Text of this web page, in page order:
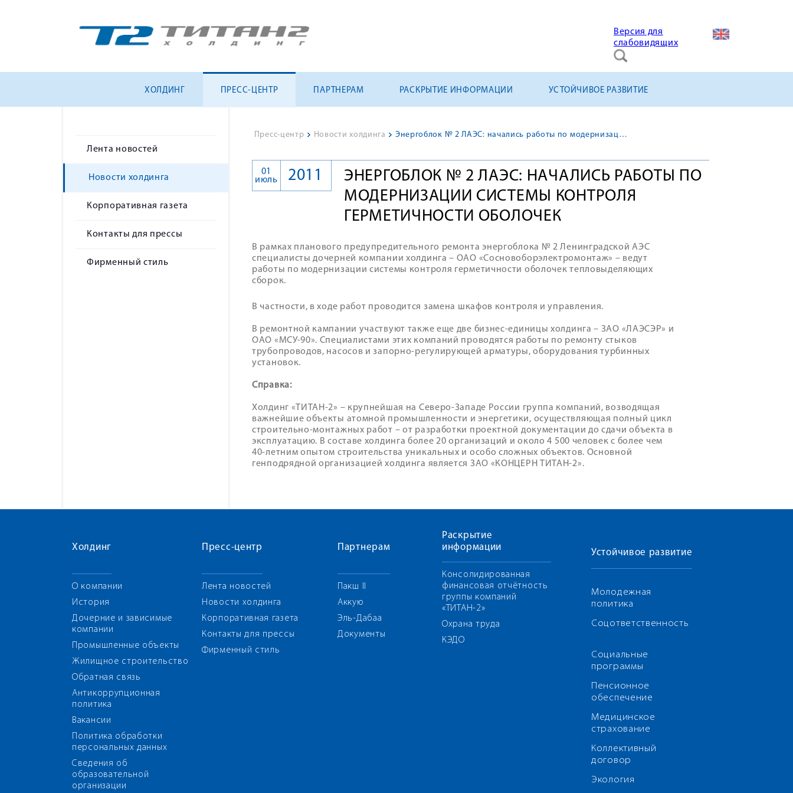
Версия для
слабовидящих
ХОЛДИНГ ПРЕСС-ЦЕНТР ПАРТНЕРАМ РАСКРЫТИЕ ИНФОРМАЦИИ УСТОЙЧИВОЕ РАЗВИТИЕ
Лента новостей
Новости холдинга
Корпоративная газета
Контакты для прессы
Фирменный стиль
Пресс-центр > Новости холдинга > Энергоблок № 2 ЛАЭС: начались работы по модернизации системы контроля герметичности оболочек
ЭНЕРГОБЛОК № 2 ЛАЭС: НАЧАЛИСЬ РАБОТЫ ПО
МОДЕРНИЗАЦИИ СИСТЕМЫ КОНТРОЛЯ
ГЕРМЕТИЧНОСТИ ОБОЛОЧЕК
01
июль
2011
В рамках планового предупредительного ремонта энергоблока № 2 Ленинградской АЭС
специалисты дочерней компании холдинга – ОАО «Сосновоборэлектромонтаж» – ведут
работы по модернизации системы контроля герметичности оболочек тепловыделяющих
сборок.
В частности, в ходе работ проводится замена шкафов контроля и управления.
В ремонтной кампании участвуют также еще две бизнес-единицы холдинга – ЗАО «ЛАЭСЭР» и
ОАО «МСУ-90». Специалистами этих компаний проводятся работы по ремонту стыков
трубопроводов, насосов и запорно-регулирующей арматуры, оборудования турбинных
установок.
Справка:
Холдинг «ТИТАН-2» – крупнейшая на Северо-Западе России группа компаний, возводящая
важнейшие объекты атомной промышленности и энергетики, осуществляющая полный цикл
строительно-монтажных работ – от разработки проектной документации до сдачи объекта в
эксплуатацию. В составе холдинга более 20 организаций и около 4 500 человек с более чем
40-летним опытом строительства уникальных и особо сложных объектов. Основной
генподрядной организацией холдинга является ЗАО «КОНЦЕРН ТИТАН-2».
Холдинг
О компании
История
Дочерние и зависимые
компании
Промышленные объекты
Жилищное строительство
Обратная связь
Антикоррупционная
политика
Вакансии
Политика обработки
персональных данных
Сведения об
образовательной
организации
Пресс-центр
Лента новостей
Новости холдинга
Корпоративная газета
Контакты для прессы
Фирменный стиль
Партнерам
Пакш II
Аккую
Эль-Дабаа
Документы
Раскрытие
информации
Консолидированная
финансовая отчётность
группы компаний
«ТИТАН-2»
Охрана труда
КЭДО
Устойчивое развитие
Молодежная
политика
Соцответственность
Социальные
программы
Пенсионное
обеспечение
Медицинское
страхование
Коллективный
договор
Экология